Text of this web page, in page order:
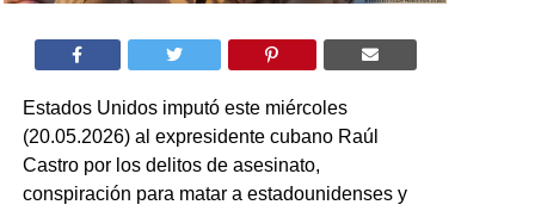
Estados Unidos imputó este miércoles
(20.05.2026) al expresidente cubano Raúl
Castro por los delitos de asesinato,
conspiración para matar a estadounidenses y